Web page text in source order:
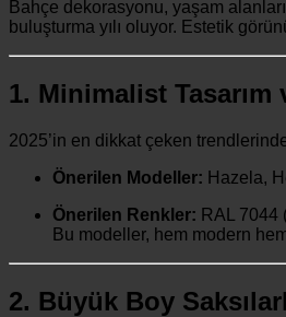
Bahçe dekorasyonu, yaşam
buluşturma yılı oluyor. Estetik
1. Minimalist Tasarım
2025’in en dikkat çeken
Önerilen Modeller: Hazela,
Önerilen Renkler: RAL 7044
Bu modeller, hem modern
2. Büyük Boy